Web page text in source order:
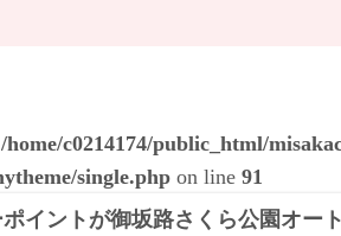
/home/c0214174/public_html/
single.phpon line 91
ポイントが御坂路さくら公園オー